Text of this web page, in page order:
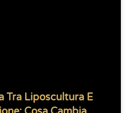
Tra Liposcultura E